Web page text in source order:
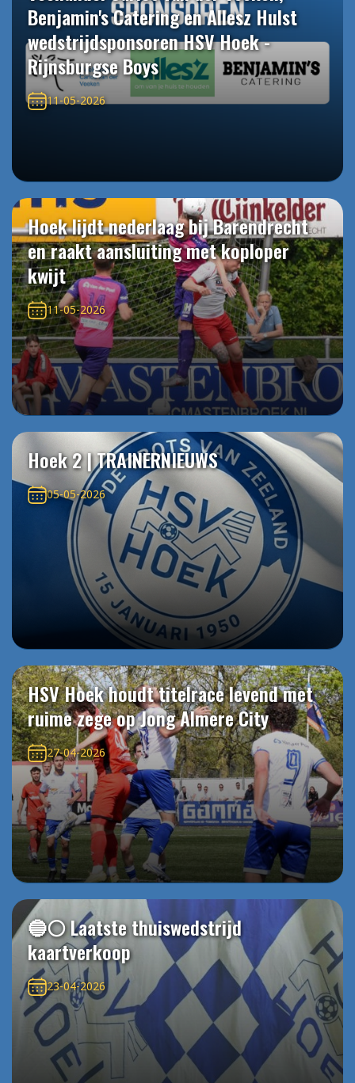
Benjamin's Catering en Allesz Hulst
wedstrijdsponsoren HSV Hoek -
Rijnsburgse Boys
11-05-2026
Hoek lijdt nederlaag bij Barendrecht
en raakt aansluiting met koploper
kwijt
11-05-2026
Hoek 2 | TRAINERNIEUWS
05-05-2026
HSV Hoek houdt titelrace levend met
ruime zege op Jong Almere City
27-04-2026
🔵⚪️ Laatste thuiswedstrijd
kaartverkoop
23-04-2026